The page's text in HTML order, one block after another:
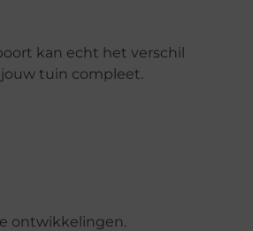
kan echt het verschil
tuin compleet.
ontwikkelingen.